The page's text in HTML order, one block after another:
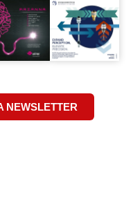
NEWSLETTER